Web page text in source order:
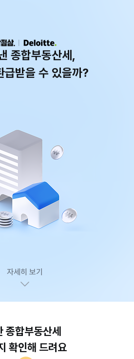
종합부동산세,
급받을 수 있을까?
자세히 보기
종합부동산세
확인해 드려요